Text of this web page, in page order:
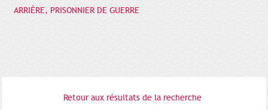
ARRIÈRE, PRISONNIER DE GUERRE
Retour aux résultats de la recherche